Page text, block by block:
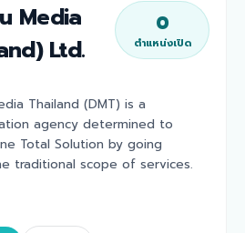
Media
Ltd.
0
ตำแหน่งเปิด
Thailand (DMT) is a
agency determined to
Total Solution by going
traditional scope of services.